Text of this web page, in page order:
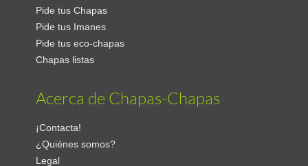
Pide tus Chapas
Pide tus Imanes
Pide tus eco-chapas
Chapas listas
Acerca de Chapas-Chapas
¡Contacta!
¿Quiénes somos?
Legal